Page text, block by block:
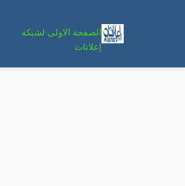
الصفحة الاولى لشبكة
إعلانات